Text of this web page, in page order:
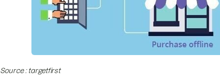
Source : targetfirst